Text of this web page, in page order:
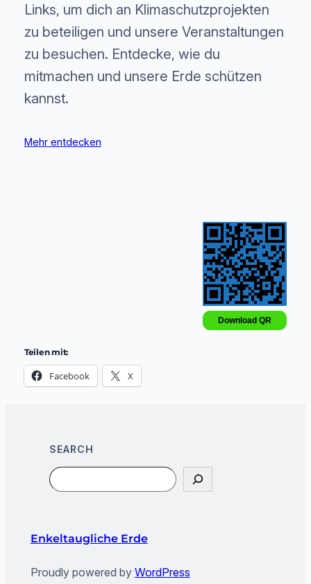
Links, um dich an Klimaschutzprojekten
zu beteiligen und unsere Veranstaltungen
zu besuchen. Entdecke, wie du
mitmachen und unsere Erde schützen
kannst.
Mehr entdecken
Download QR
Teilen mit:
Facebook X
SEARCH
Search
Enkeltaugliche Erde
Proudly powered by WordPress